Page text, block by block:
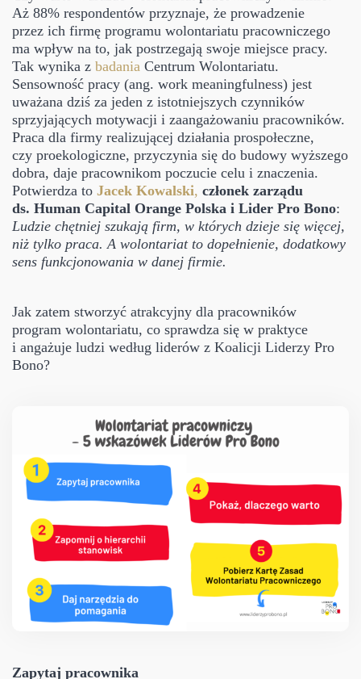
Aż 88% respondentów przyznaje, że prowadzenie
przez ich firmę programu wolontariatu pracowniczego
ma wpływ na to, jak postrzegają swoje miejsce pracy.
Tak wynika z badania Centrum Wolontariatu.
Sensowność pracy (ang. work meaningfulness) jest
uważana dziś za jeden z istotniejszych czynników
sprzyjających motywacji i zaangażowaniu pracowników.
Praca dla firmy realizującej działania prospołeczne,
czy proekologiczne, przyczynia się do budowy wyższego
dobra, daje pracownikom poczucie celu i znaczenia.
Potwierdza to Jacek Kowalski, członek zarządu
ds. Human Capital Orange Polska i Lider Pro Bono:
Ludzie chętniej szukają firm, w których dzieje się więcej,
niż tylko praca. A wolontariat to dopełnienie, dodatkowy
sens funkcjonowania w danej firmie.
Jak zatem stworzyć atrakcyjny dla pracowników
program wolontariatu, co sprawdza się w praktyce
i angażuje ludzi według liderów z Koalicji Liderzy Pro
Bono?
Zapytaj pracownika